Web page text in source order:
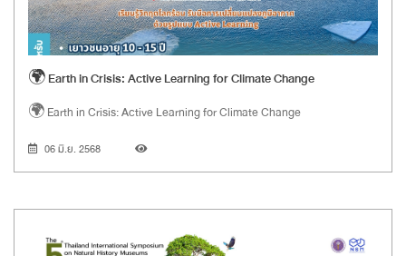
🌍 Earth in Crisis: Active Learning for Climate Change
🌍 Earth in Crisis: Active Learning for Climate Change
06 มิ.ย. 2568